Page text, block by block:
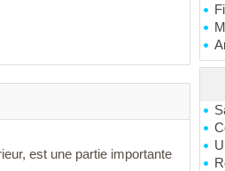
est une partie importante